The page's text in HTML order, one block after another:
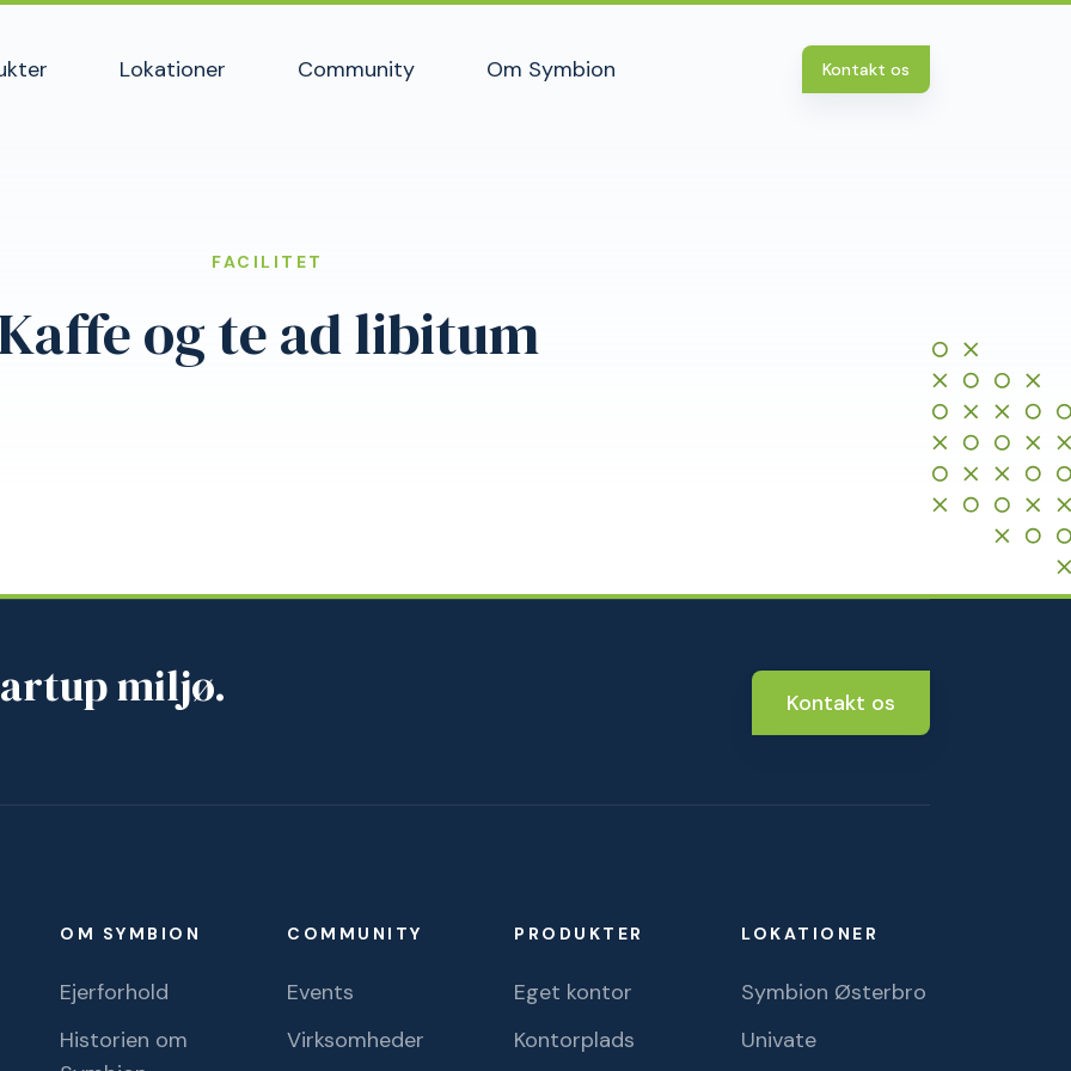
Lokationer Community Om Symbion Kontakt os
FACILITET
og te ad libitum
miljø. Kontakt os
OM SYMBION
Ejerforhold
Historien om
COMMUNITY
Events
Virksomheder
PRODUKTER
Eget kontor
Kontorplads
LOKATIONER
Symbion Østerbro
Univate